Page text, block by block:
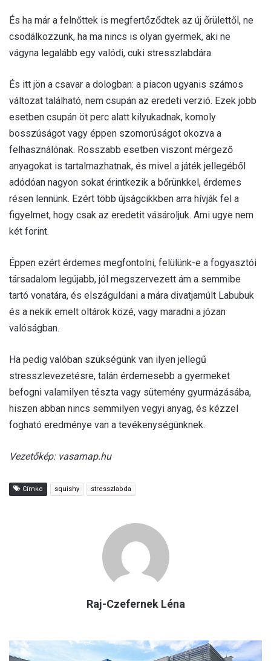
És ha már a felnőttek is megfertőződtek az új őrülettől, ne
csodálkozzunk, ha ma nincs is olyan gyermek, aki ne
vágyna legalább egy valódi, cuki stresszlabdára.
És itt jön a csavar a dologban: a piacon ugyanis számos
változat található, nem csupán az eredeti verzió. Ezek jobb
esetben csupán öt perc alatt kilyukadnak, komoly
bosszúságot vagy éppen szomorúságot okozva a
felhasználónak. Rosszabb esetben viszont mérgező
anyagokat is tartalmazhatnak, és mivel a játék jellegéből
adódóan nagyon sokat érintkezik a bőrünkkel, érdemes
résen lennünk. Ezért több újságcikkben arra hívják fel a
figyelmet, hogy csak az eredetit vásároljuk. Ami ugye nem
két forint.
Éppen ezért érdemes megfontolni, felülünk-e a fogyasztói
társadalom legújabb, jól megszervezett ám a semmibe
tartó vonatára, és elszáguldani a mára divatjamúlt Labubuk
és a nekik emelt oltárok közé, vagy maradni a józan
valóságban.
Ha pedig valóban szükségünk van ilyen jellegű
stresszlevezetésre, talán érdemesebb a gyermeket
befogni valamilyen tészta vagy sütemény gyurmázásába,
hiszen abban nincs semmilyen vegyi anyag, és kézzel
fogható eredménye van a tevékenységünknek.
Vezetőkép: vasarnap.hu
Címke squishy stresszlabda
Raj-Czefernek Léna